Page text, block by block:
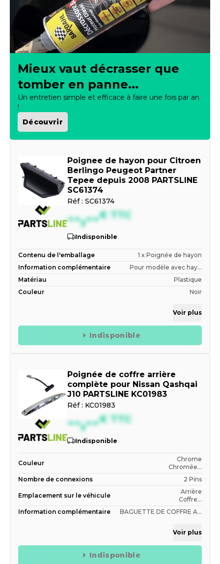
Mieux vaut décrasser que
tomber en panne...
Un entretien simple et efficace à faire une fois par an
!
Découvrir
Poignee de hayon pour Citroen
Berlingo Peugeot Partner
Tepee depuis 2008 PARTSLINE
SC61374
Réf : SC61374
--,--€ TTC
Indisponible
Contenu de l'emballage
1 x Poignée de hayon
Information complémentaire
Pour modèle avec hay...
Matériau
Plastique
Couleur
Noir
Voir plus
Indisponible
Poignée de coffre arrière
complète pour Nissan Qashqai
J10 PARTSLINE KC01983
Réf : KC01983
--,--€ TTC
Indisponible
Couleur
Chrome
Chromée...
Nombre de connexions
2 Pins
Emplacement sur le véhicule
Arrière
Coffre...
Information complémentaire
BAGUETTE DE COFFRE A...
Voir plus
Indisponible